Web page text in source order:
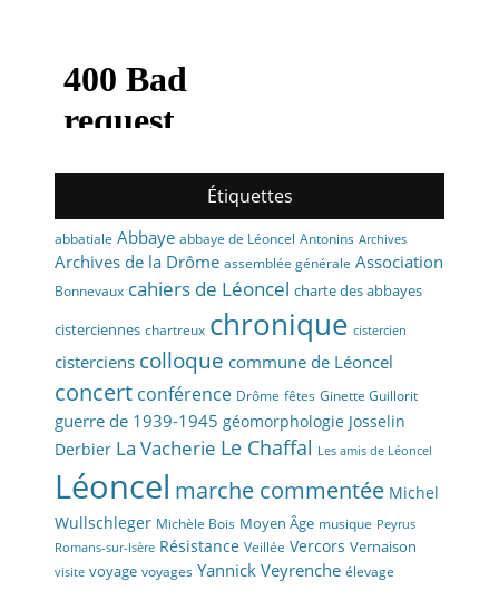
Étiquettes
abbatiale Abbaye abbaye de Léoncel Antonins Archives
Archives de la Drôme assemblée générale Association
Bonnevaux cahiers de Léoncel charte des abbayes
cisterciennes chartreux chronique cistercien
cisterciens colloque commune de Léoncel
concert conférence Drôme fêtes Ginette Guillorit
guerre de 1939-1945 géomorphologie Josselin
Derbier La Vacherie Le Chaffal Les amis de Léoncel
Léoncel marche commentée Michel
Wullschleger Michèle Bois Moyen Âge musique Peyrus
Romans-sur-Isère Résistance Veillée Vercors Vernaison
visite voyage voyages Yannick Veyrenche élevage